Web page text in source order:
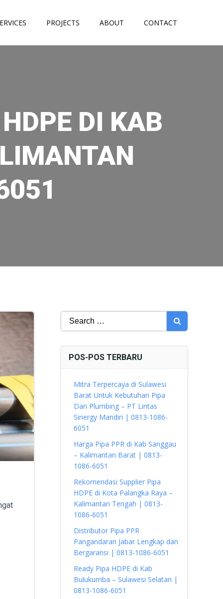
PROJECTS ABOUT CONTACT
DI KAB
Search
POS-POS TERBARU
Mitra Terpercaya di Sulawesi
Barat Untuk Kebutuhan Pipa
Dan Plumbing – PT Lintas
Sinergy Mandiri | 0813-1086-
6051
Harga Pipa PPR di Kab Sanggau
– Kalimantan Barat | 0813-
1086-6051
Rekomendasi Supplier Pipa
HDPE di Kota Palangka Raya –
Kalimantan Tengah | 0813-
1086-6051
Distributor Pipa PPR
Pangandaran Jabar Lengkap dan
Bergaransi | 0813-1086-6051
Ready Pipa HDPE di Kab
Bulukumba – Sulawesi Selatan |
0813-1086-6051